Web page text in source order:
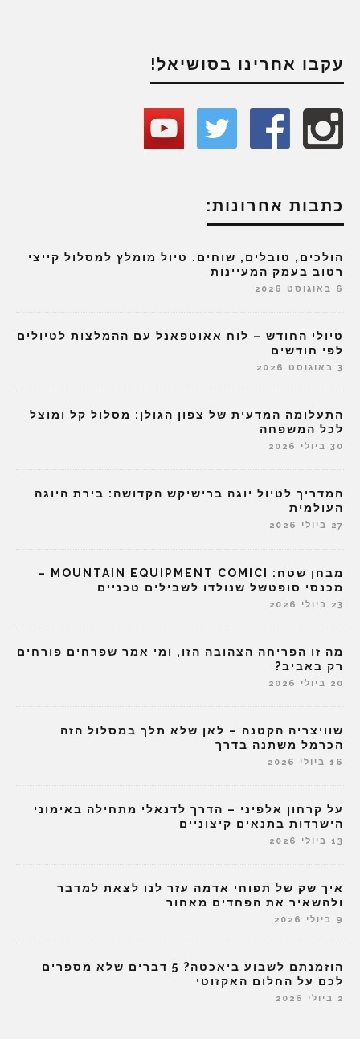
עקבו אחרינו בסושיאל!
כתבות אחרונות:
הולכים, טובלים, שוחים. טיול מומלץ למסלול קייצי
רטוב בעמק המעיינות
6 באוגוסט 2026
טיולי החודש – לוח אאוטפאנל עם ההמלצות לטיולים
לפי חודשים
3 באוגוסט 2026
התעלומה המדעית של צפון הגולן: מסלול קל ומוצל
לכל המשפחה
30 ביולי 2026
המדריך לטיול יוגה ברישיקש הקדושה: בירת היוגה
העולמית
27 ביולי 2026
מבחן שטח: MOUNTAIN EQUIPMENT COMICI –
מכנסי סופטשל שנולדו לשבילים טכניים
23 ביולי 2026
מה זו הפריחה הצהובה הזו, ומי אמר שפרחים פורחים
רק באביב?
20 ביולי 2026
שוויצריה הקטנה – לאן שלא תלך במסלול הזה
הכרמל משתנה בדרך
16 ביולי 2026
על קרחון אלפיני – הדרך לדנאלי מתחילה באימוני
הישרדות בתנאים קיצוניים
13 ביולי 2026
איך שק של תפוחי אדמה עזר לנו לצאת למדבר
ולהשאיר את הפחדים מאחור
9 ביולי 2026
הוזמנתם לשבוע ביאכטה? 5 דברים שלא מספרים
לכם על החלום האקזוטי
2 ביולי 2026